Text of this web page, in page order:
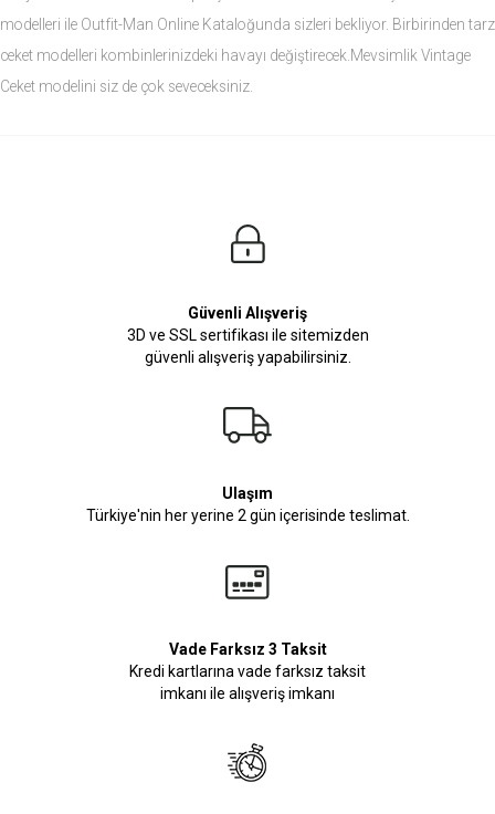
modelleri ile Outfit-Man Online Kataloğunda sizleri bekliyor. Birbirinden tarz
ceket modelleri kombinlerinizdeki havayı değiştirecek.Mevsimlik Vintage
Ceket modelini siz de çok seveceksiniz.
Manken Bedenleri Üst Grup M, Alt Grup 33 Beden ( Medium )
Güvenli Alışveriş
3D ve SSL sertifikası ile sitemizden
güvenli alışveriş yapabilirsiniz.
Ulaşım
Türkiye'nin her yerine 2 gün içerisinde teslimat.
Vade Farksız 3 Taksit
Kredi kartlarına vade farksız taksit
imkanı ile alışveriş imkanı